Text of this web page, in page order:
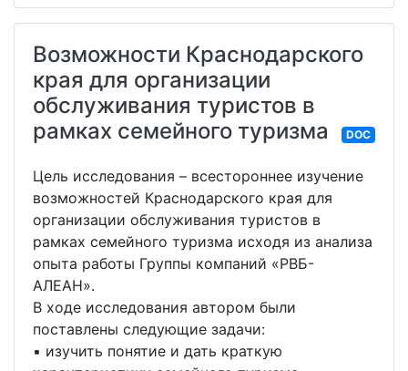
Возможности Краснодарского
края для организации
обслуживания туристов в
рамках семейного туризма
DOC
Цель исследования – всестороннее изучение
возможностей Краснодарского края для
организации обслуживания туристов в
рамках семейного туризма исходя из анализа
опыта работы Группы компаний «РВБ-
АЛЕАН».
В ходе исследования автором были
поставлены следующие задачи:
▪ изучить понятие и дать краткую